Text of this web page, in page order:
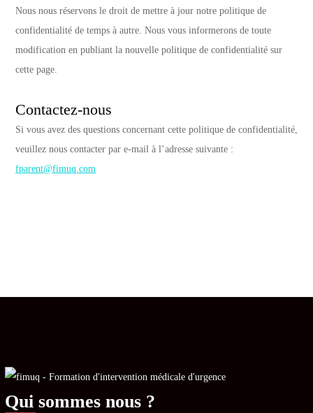
Nous nous réservons le droit de mettre à jour notre politique de
confidentialité de temps à autre. Nous vous informerons de toute
modification en publiant la nouvelle politique de confidentialité sur
cette page.
Contactez-nous
Si vous avez des questions concernant cette politique de confidentialité,
veuillez nous contacter par e-mail à l’adresse suivante :
fparent@fimuq.com
Qui sommes nous ?